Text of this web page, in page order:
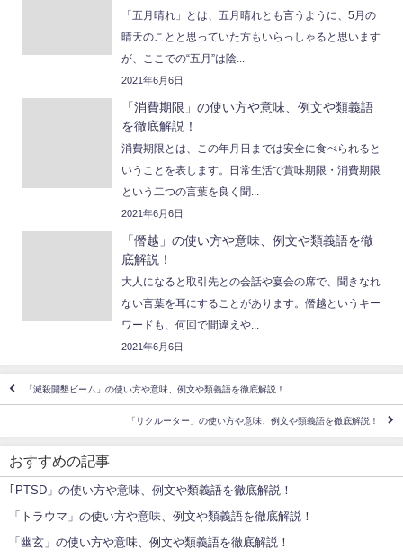
「五月晴れ」とは、五月晴れとも言うように、5月の
晴天のことと思っていた方もいらっしゃると思います
が、ここでの“五月”は陰...
2021年6月6日
「消費期限」の使い方や意味、例文や類義語
を徹底解説！
消費期限とは、この年月日までは安全に食べられると
いうことを表します。日常生活で賞味期限・消費期限
という二つの言葉を良く聞...
2021年6月6日
「僭越」の使い方や意味、例文や類義語を徹
底解説！
大人になると取引先との会話や宴会の席で、聞きなれ
ない言葉を耳にすることがあります。僭越というキー
ワードも、何回で間違えや...
2021年6月6日
「滅殺開墾ビーム」の使い方や意味、例文や類義語を徹底解説！
「リクルーター」の使い方や意味、例文や類義語を徹底解説！
おすすめの記事
｢PTSD」の使い方や意味、例文や類義語を徹底解説！
「トラウマ」の使い方や意味、例文や類義語を徹底解説！
「幽玄」の使い方や意味、例文や類義語を徹底解説！